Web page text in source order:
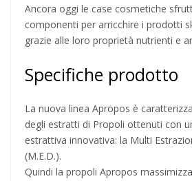
Ancora oggi le case cosmetiche
componenti per arricchire i prodotti
grazie alle loro proprietà nutrienti e
Specifiche prodotto
La nuova linea Apropos è
degli estratti di Propoli ottenuti con
estrattiva innovativa: la Multi
(M.E.D.).
Quindi la propoli Apropos